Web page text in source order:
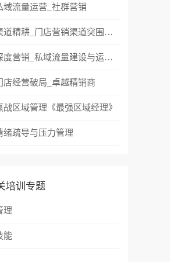
域流量运营_社群营销
道精耕_门店营销渠道突围策略
度营销_私域流量建设与运营转化
店经营破局_卓越精销商
战区域管理《最强区域经理》
绪疏导与压力管理
培训专题
理
能